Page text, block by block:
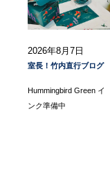
2026年8月7日
室長！竹内直行ブログ
Hummingbird Green イ
ンク準備中